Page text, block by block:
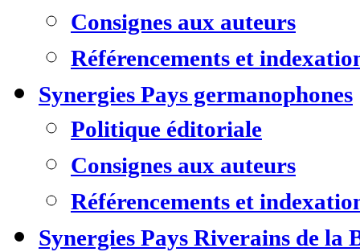
Consignes aux auteurs
Référencements et
Synergies Pays germanophones
Politique éditoriale
Consignes aux auteurs
Référencements et
Synergies Pays Riverains de la